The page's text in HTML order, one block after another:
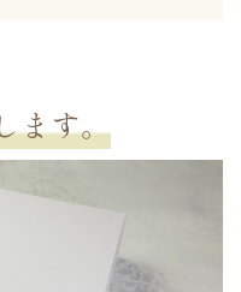
ます。